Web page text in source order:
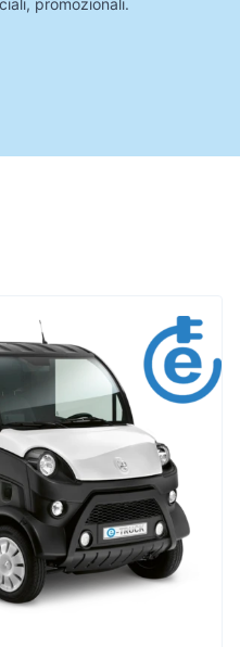
promozionali.